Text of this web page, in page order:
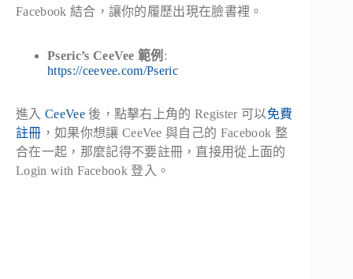
Facebook 結合，讓你的履歷出現在臉書裡。
Pseric’s CeeVee 範例 :
https://ceevee.com/Pseric
進入 CeeVee後，點擊右上角的 Register 可以免費
註冊 ，如果你想讓 CeeVee 與自己的 Facebook 整
合在一起，那麼記得不要註冊，直接用從上面的
Login with Facebook 登入。